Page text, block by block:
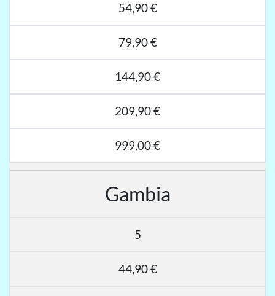
54,90 €
79,90 €
144,90 €
209,90 €
999,00 €
Gambia
5
44,90 €